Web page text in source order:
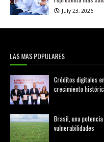
July 23, 2026
LAS MAS POPULARES
Créditos digitales
crecimiento
Brasil, una
vulnerabilidades